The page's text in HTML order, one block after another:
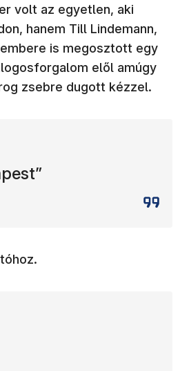
volt az egyetlen, aki
hanem Till Lindemann,
is megosztott egy
elől amúgy
zsebre dugott kézzel.